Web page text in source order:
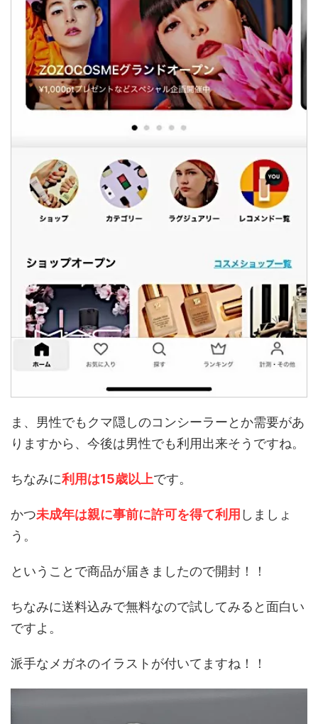
ま、男性でもクマ隠しのコンシーラーとか需要があ
りますから、今後は男性でも利用出来そうですね。
ちなみに利用は15歳以上です。
かつ未成年は親に事前に許可を得て利用 しましょ
う。
ということで商品が届きましたので開封！！
ちなみに送料込みで無料なので試してみると面白い
ですよ。
派手なメガネのイラストが付いてますね！！